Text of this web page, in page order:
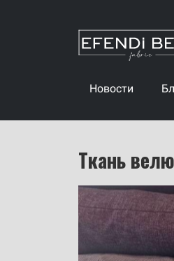
Новости
Ткань